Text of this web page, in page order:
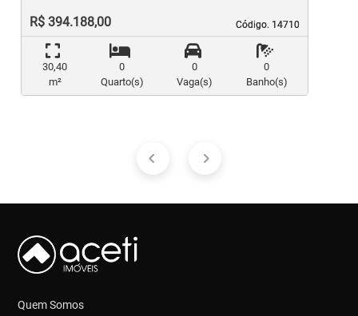
Código. 14710
Código. 14710
R$ 394.188,00
30,40
m²
0
Quarto(s)
0
Vaga(s)
0
Banho(s)
Quem Somos